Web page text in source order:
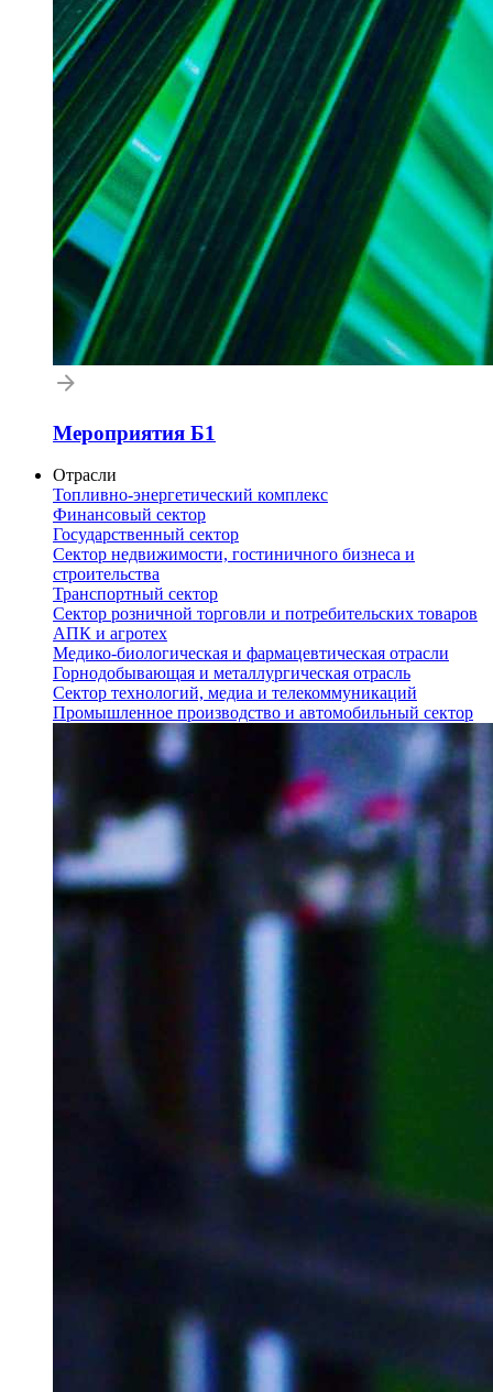
Мероприятия Б1
Отрасли
Топливно-энергетический комплекс
Финансовый сектор
Государственный сектор
Сектор недвижимости, гостиничного бизнеса и
строительства
Транспортный сектор
Сектор розничной торговли и потребительских товаров
АПК и агротех
Медико-биологическая и фармацевтическая отрасли
Горнодобывающая и металлургическая отрасль
Сектор технологий, медиа и телекоммуникаций
Промышленное производство и автомобильный сектор